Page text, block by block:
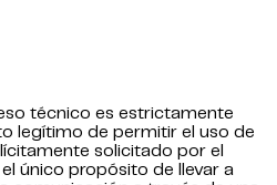
técnico es estrictamente
legítimo de permitir el uso de
solicitado por el
único propósito de llevar a